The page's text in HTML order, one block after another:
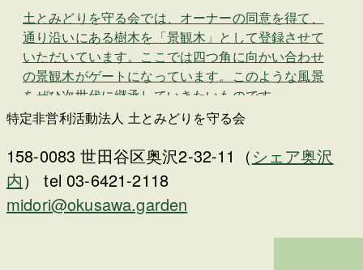
土とみどりを守る会では、オーナーの同意を得て、
通り沿いにある樹木を「景観木」として登録させて
いただいています。ここでは四つ角に向かい合わせ
の景観木がゲートになっています。このような風景
をぜひ次世代に継承していきたいものです。…
特定非営利活動法人 土とみどりを守る会
158-0083 世田谷区奥沢2-32-11（シェア奥沢
内） tel 03-6421-2118
midori@okusawa.garden